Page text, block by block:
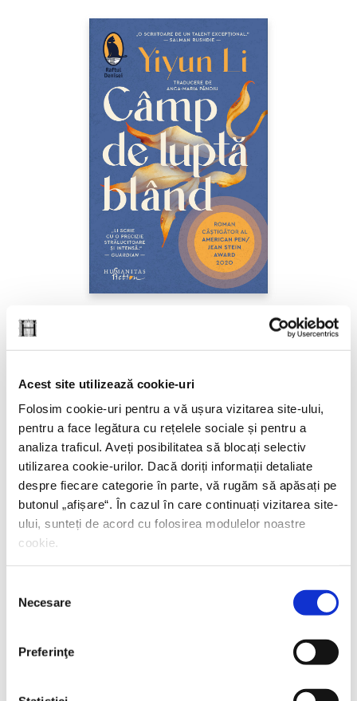
Acest site utilizează cookie-uri
Folosim cookie-uri pentru a vă ușura vizitarea site-ului,
pentru a face legătura cu rețelele sociale și pentru a
analiza traficul. Aveți posibilitatea să blocați selectiv
utilizarea cookie-urilor. Dacă doriți informații detaliate
despre fiecare categorie în parte, vă rugăm să apăsați pe
butonul „afișare“. În cazul în care continuați vizitarea site-
ului, sunteți de acord cu folosirea modulelor noastre
cookie.
consimțământului
Necesare
Preferinţe
Câmp de luptă blând